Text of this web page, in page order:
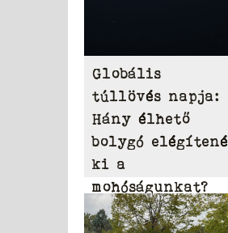
Globális
túllövés napja:
Hány élhető
bolygó elégítené
ki a
mohóságunkat?